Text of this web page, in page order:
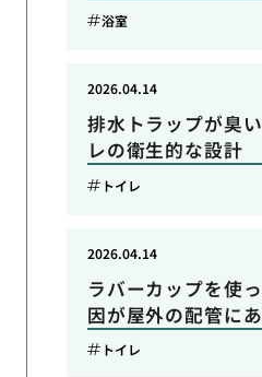
浴室
排水トラップが臭
レの衛生的な設計
2026.04.14
トイレ
ラバーカップを使
因が屋外の配管に
2026.04.14
トイレ